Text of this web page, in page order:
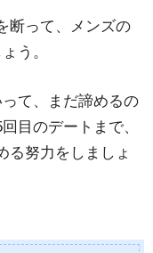
断って、メンズの
う。
て、まだ諦めるの
目のデートまで、
る努力をしましょ